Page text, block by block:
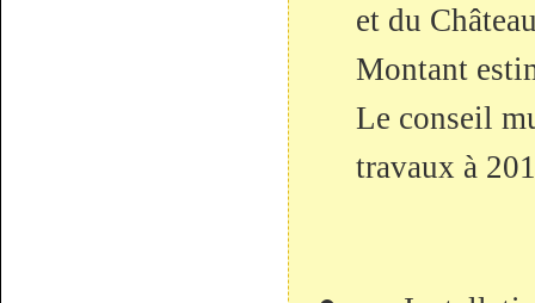
et du
Montant
Le conseil
travaux à